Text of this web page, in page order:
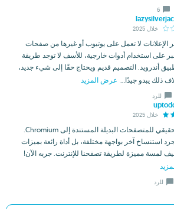
6
خلال 2025
الإعلانات لا تعمل على يوتيوب أو غيرها من صفحات
على استخدام أدوات خارجية، للأسف لا توجد طريقة
أندرويد. التصميم قديم ويحتاج حقًا إلى شيء جديد،
ذلك يبدو جيدًا...
عرض المزيد
للرد
خلال 2025
استنساخ آخر بواجهة مختلفة، بل أداة رائعة بميزات
لمسة مميزة لطريقة تصفحنا للإنترنت. جربه الآن!
للرد